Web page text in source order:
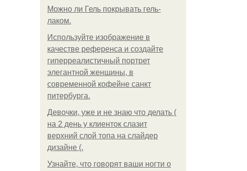
Можно ли Гель покрывать гель-
лаком.
Используйте изображение в
качестве референса и создайте
гиперреалистичный портрет
элегантной женщины, в
современной кофейне санкт
питербурга.
Девочки, уже и не знаю что делать (
на 2 день у клиенток слазит
верхний слой топа на слайдер
дизайне (.
Узнайте, что говорят ваши ногти о